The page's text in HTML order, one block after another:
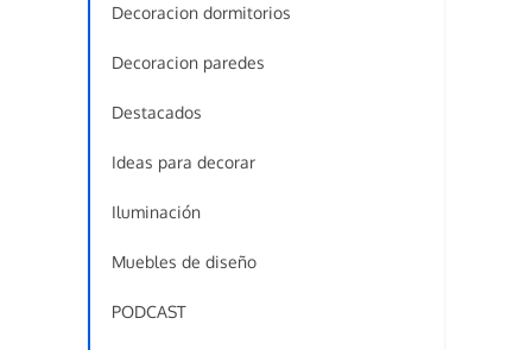
Decoracion dormitorios
Decoracion paredes
Destacados
Ideas para decorar
Iluminación
Muebles de diseño
PODCAST